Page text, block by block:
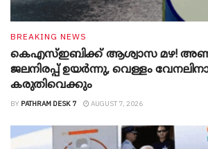
BREAKING NEWS
കെഎസ്ഇബിക്ക് ആശ്വാസ മഴ!
ജലനിരപ്പ് ഉയർന്നു, വെള്ളം
കരുതിവെക്കും
BY PATHRAM DESK 7 AUGUST 7, 2026